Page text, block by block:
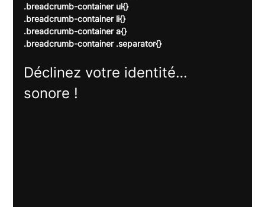
.breadcrumb-container ul{}
.breadcrumb-container li{}
.breadcrumb-container a{}
.breadcrumb-container .separator{}
Déclinez votre identité…
sonore !